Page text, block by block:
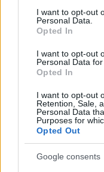
consent section.
I want to opt-out
Personal Data.
Opted In
I want to opt-out
Personal Data
Opted In
I want to opt-out
Retention, Sale,
Personal Data
Purposes for
Opted Out
Google consents
2 nap 4 óra 54 perc 19
Leeds Unitedvs
ELŐZŐ
Támogatás